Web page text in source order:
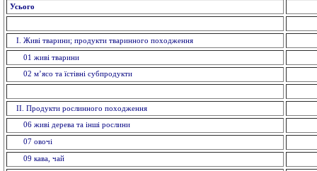
Усього
I. Живi тварини; продукти тваринного походження
01 живi тварини
02 м’ясо та їстівні субпродукти
II. Продукти рослинного походження
06 живі дерева та інші рослини
07 овочi
09 кава, чай